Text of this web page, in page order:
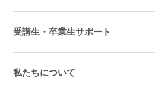
受講生・卒業生サポート
私たちについて